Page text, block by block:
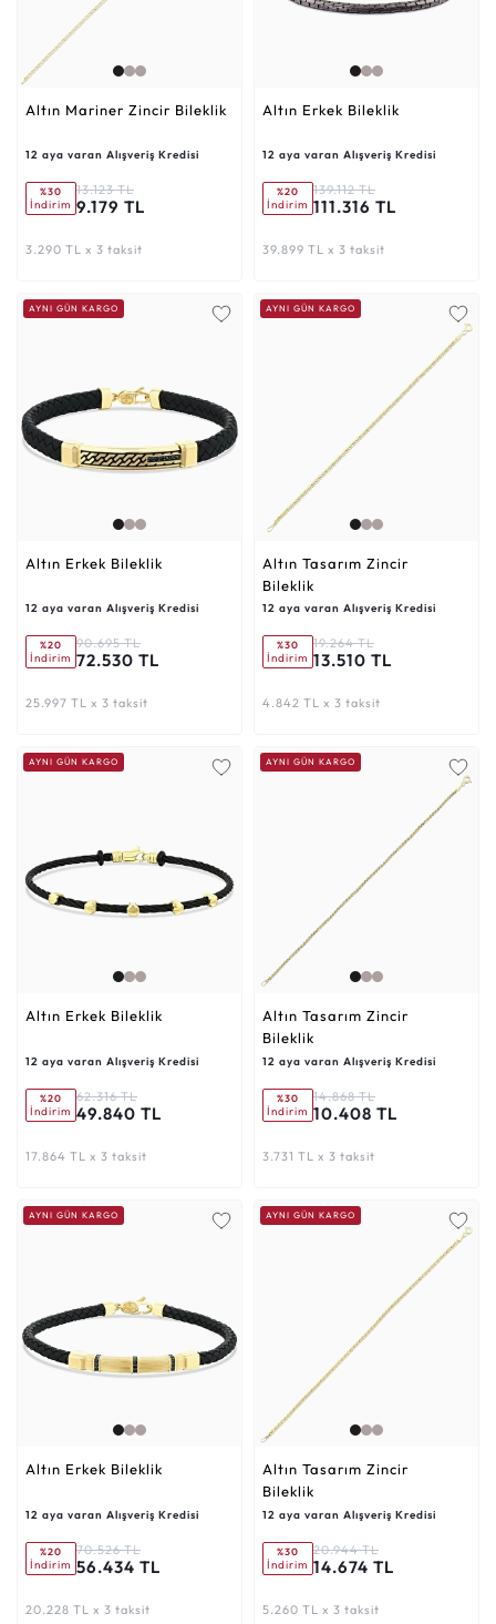
Altın Mariner Zincir Bileklik
12 aya varan Alışveriş Kredisi
%30
İndirim
13.123 TL
9.179 TL
3.290 TL x 3 taksit
Altın Erkek Bileklik
12 aya varan Alışveriş Kredisi
%20
İndirim
139.112 TL
111.316 TL
39.899 TL x 3 taksit
AYNI GÜN KARGO
Altın Erkek Bileklik
12 aya varan Alışveriş Kredisi
%20
İndirim
90.695 TL
72.530 TL
25.997 TL x 3 taksit
AYNI GÜN KARGO
Altın Tasarım Zincir
Bileklik
12 aya varan Alışveriş Kredisi
%30
İndirim
19.264 TL
13.510 TL
4.842 TL x 3 taksit
AYNI GÜN KARGO
Altın Erkek Bileklik
12 aya varan Alışveriş Kredisi
%20
İndirim
62.316 TL
49.840 TL
17.864 TL x 3 taksit
AYNI GÜN KARGO
Altın Tasarım Zincir
Bileklik
12 aya varan Alışveriş Kredisi
%30
İndirim
14.868 TL
10.408 TL
3.731 TL x 3 taksit
AYNI GÜN KARGO
Altın Erkek Bileklik
12 aya varan Alışveriş Kredisi
%20
İndirim
70.526 TL
56.434 TL
20.228 TL x 3 taksit
AYNI GÜN KARGO
Altın Tasarım Zincir
Bileklik
12 aya varan Alışveriş Kredisi
%30
İndirim
20.944 TL
14.674 TL
5.260 TL x 3 taksit